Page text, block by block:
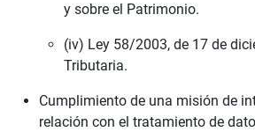
y sobre el Patrimonio.
(iv) Ley 58/2003, de 17 de
Tributaria.
Cumplimiento de una misión de
relación con el tratamiento de